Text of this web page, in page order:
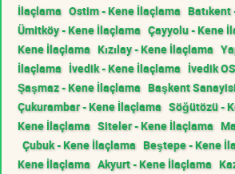
İlaçlama Ostim - Kene İlaçlama
Ümitköy - Kene İlaçlama Çayyolu - Kene
Kene İlaçlama Kızılay - Kene İlaçlama
İlaçlama İvedik - Kene İlaçlama İvedik
Şaşmaz - Kene İlaçlama Başkent
Çukurambar - Kene İlaçlama Söğütözü -
Kene İlaçlama Siteler - Kene İlaçlama
Çubuk - Kene İlaçlama Beştepe - Kene
Kene İlaçlama Akyurt - Kene İlaçlama